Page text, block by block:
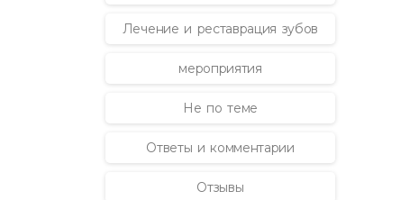
Лечение и реставрация зубов
мероприятия
Не по теме
Ответы и комментарии
Отзывы